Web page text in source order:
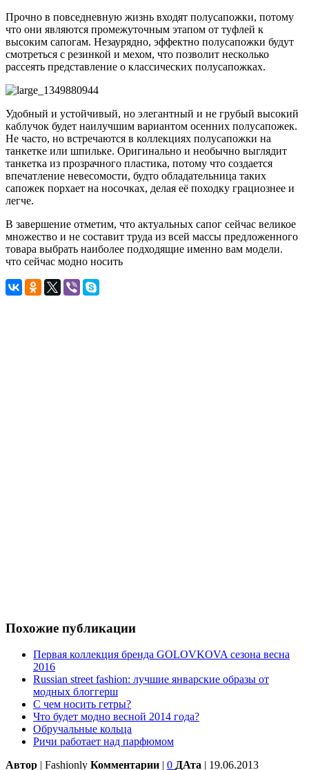
Прочно в повседневную жизнь входят полусапожки, потому
что они являются промежуточным этапом от туфлей к
высоким сапогам. Незаурядно, эффектно полусапожки будут
смотреться с резинкой и мехом, что позволит несколько
рассеять представление о классических полусапожках.
Удобный и устойчивый, но элегантный и не грубый высокий
каблучок будет наилучшим вариантом осенних полусапожек.
Не часто, но встречаются в коллекциях полусапожки на
танкетке или шпильке. Оригинально и необычно выглядит
танкетка из прозрачного пластика, потому что создается
впечатление невесомости, будто обладательница таких
сапожек порхает на носочках, делая её походку грациознее и
легче.
В завершение отметим, что актуальных сапог сейчас великое
множество и не составит труда из всей массы предложенного
товара выбрать наиболее подходящие именно вам модели.
что сейчас модно носить
Похожие публикации
Первая коллекция бренда GOLOVKOVA сезона весна
2016
Russian street fashion: лучшие январские образы от
модных блоггерш
С чем носить гетры?
Что будет модно весной 2014 года?
Обручальные кольца
Ричи работает над парфюмом
Автор | Fashionly Комментарии | 0 ДАта | 19.06.2013